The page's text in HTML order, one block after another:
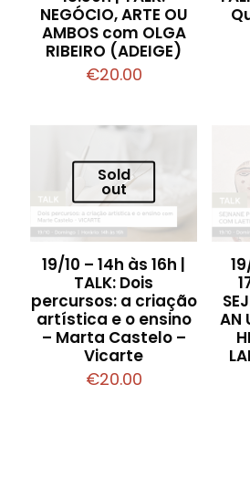
NEGÓCIO, ARTE OU
AMBOS com OLGA
RIBEIRO (ADEIGE)
€20.00
Sold
out
19/10 – 14h às 16h |
TALK: Dois
percursos: a criação
artística e o ensino
– Marta Castelo –
Vicarte
€20.00
AN